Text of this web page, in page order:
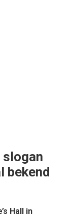
slogan
bekend
Hall in